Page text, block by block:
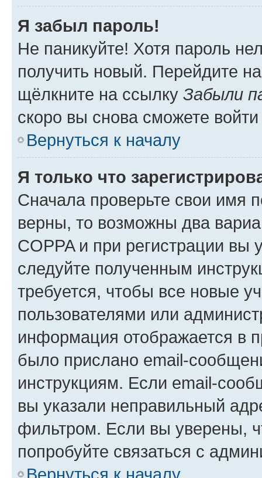
Я забыл пароль!
Не паникуйте! Хотя пароль
получить новый. Перейдите
щёлкните на ссылку Забыли
скоро вы снова сможете
Вернуться к началу
Я только что
Сначала проверьте свои имя
верны, то возможны два
COPPA и при регистрации вы
следуйте полученным
требуется, чтобы все новые
пользователями или
информация отображается в
было прислано email-
инструкциям. Если email-
вы указали неправильный
фильтром. Если вы уверены,
попробуйте связаться с
Вернуться к началу